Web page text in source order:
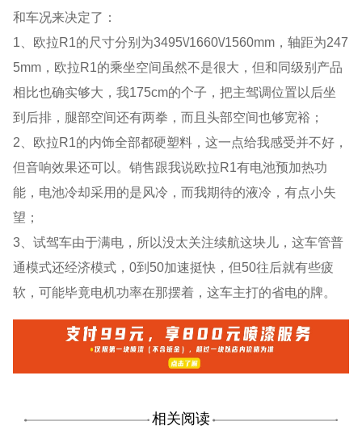
和车况来决定了：
1、欧拉R1的尺寸分别为3495\/1660\/1560mm，轴距为247
5mm，欧拉R1的乘坐空间虽然不是很大，但和同级别产品
相比也确实够大，我175cm的个子，把主驾调位置以后坐
到后排，腿部空间还有两拳，而且头部空间也够宽裕；
2、欧拉R1的内饰全部都硬塑料，这一点给我感受并不好，
但音响效果还可以。销售跟我说欧拉R1有电池预加热功
能，电池冷却采用的是风冷，而我期待的液冷，有点小失
望；
3、试驾车由于满电，所以没太关注续航这块儿，这车管普
通模式还经济模式，0到50加速挺快，但50往后就有些疲
软，可能毕竟电机功率在那摆着，这车主打的省电的牌。
相关阅读